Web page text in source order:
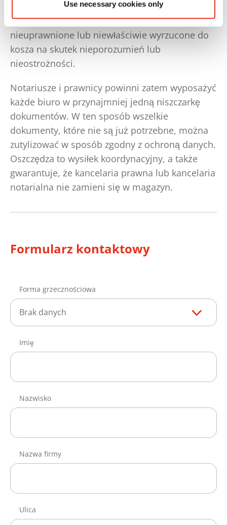
Use necessary cookies only
osób ma do nich dostęp, tym większe ryzyko, że
zostaną one przejrzane przez osoby
nieuprawnione lub niewłaściwie wyrzucone do
kosza na skutek nieporozumień lub
nieostrożności.
Notariusze i prawnicy powinni zatem wyposażyć
każde biuro w przynajmniej jedną niszczarkę
dokumentów. W ten sposób wszelkie
dokumenty, które nie są już potrzebne, można
zutylizować w sposób zgodny z ochroną danych.
Oszczędza to wysiłek koordynacyjny, a także
gwarantuje, że kancelaria prawna lub kancelaria
notarialna nie zamieni się w magazyn.
Formularz kontaktowy
Forma grzecznościowa
Brak danych
Imię
Nazwisko
Nazwa firmy
Ulica